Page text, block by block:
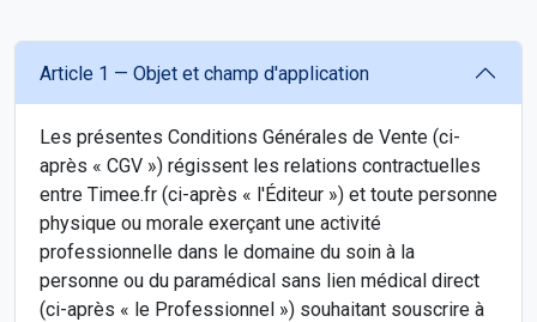
Article 1 — Objet et champ d'application
Les présentes Conditions Générales de Vente (ci-
après « CGV ») régissent les relations contractuelles
entre Timee.fr (ci-après « l'Éditeur ») et toute personne
physique ou morale exerçant une activité
professionnelle dans le domaine du soin à la
personne ou du paramédical sans lien médical direct
(ci-après « le Professionnel ») souhaitant souscrire à